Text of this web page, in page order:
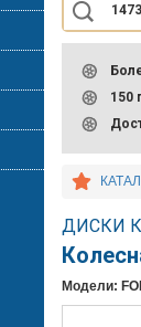
150
ДИСКИ
Модели: